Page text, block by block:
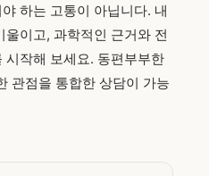
하는 고통이 아닙니다. 내
이고, 과학적인 근거와 전
시작해 보세요. 동편부부한
관점을 통합한 상담이 가능